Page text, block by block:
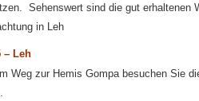
Sehenswert sind die gut erhaltenen
in Leh
– Leh
Weg zur Hemis Gompa besuchen Sie